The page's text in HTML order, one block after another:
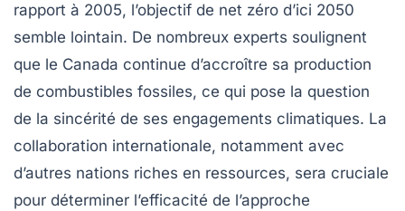
rapport à 2005, l’objectif de net zéro d’ici 2050
semble lointain. De nombreux experts soulignent
que le Canada continue d’accroître sa production
de combustibles fossiles, ce qui pose la question
de la sincérité de ses engagements climatiques. La
collaboration internationale, notamment avec
d’autres nations riches en ressources, sera cruciale
pour déterminer l’efficacité de l’approche